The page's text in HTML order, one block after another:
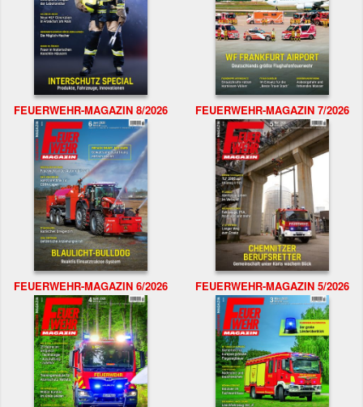
FEUERWEHR-MAGAZIN 8/2026 FEUERWEHR-MAGAZIN 7/2026
FEUERWEHR-MAGAZIN 6/2026 FEUERWEHR-MAGAZIN 5/2026